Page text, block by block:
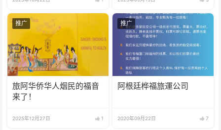
推广
旅阿华侨华人烟民的福音
来了！
2025年12月27日 1
推广
阿根廷桦福旅運公司
2020年09月22日 7